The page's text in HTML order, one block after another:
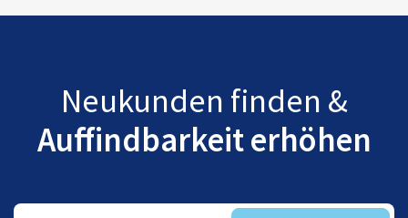
Neukunden finden &
Auffindbarkeit erhöhen